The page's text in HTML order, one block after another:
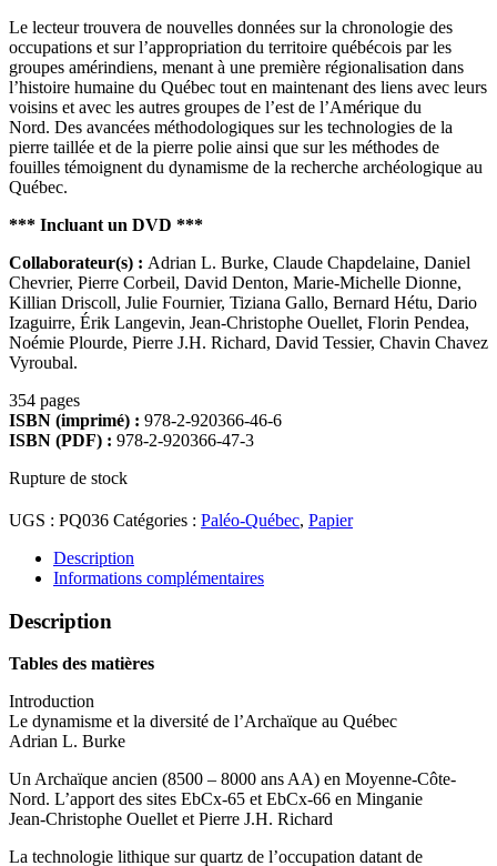
Le lecteur trouvera de nouvelles données sur la chronologie des
occupations et sur l’appropriation du territoire québécois par les
groupes amérindiens, menant à une première régionalisation dans
l’histoire humaine du Québec tout en maintenant des liens avec leurs
voisins et avec les autres groupes de l’est de l’Amérique du
Nord. Des avancées méthodologiques sur les technologies de la
pierre taillée et de la pierre polie ainsi que sur les méthodes de
fouilles témoignent du dynamisme de la recherche archéologique au
Québec.
*** Incluant un DVD ***
Collaborateur(s) : Adrian L. Burke, Claude Chapdelaine, Daniel
Chevrier, Pierre Corbeil, David Denton, Marie-Michelle Dionne,
Killian Driscoll, Julie Fournier, Tiziana Gallo, Bernard Hétu, Dario
Izaguirre, Érik Langevin, Jean-Christophe Ouellet, Florin Pendea,
Noémie Plourde, Pierre J.H. Richard, David Tessier, Chavin Chavez
Vyroubal.
354 pages
ISBN (imprimé) : 978-2-920366-46-6
ISBN (PDF) : 978-2-920366-47-3
Rupture de stock
UGS : PQ036 Catégories : Paléo-Québec, Papier
Description
Informations complémentaires
Description
Tables des matières
Introduction
Le dynamisme et la diversité de l’Archaïque au Québec
Adrian L. Burke
Un Archaïque ancien (8500 – 8000 ans AA) en Moyenne-Côte-
Nord. L’apport des sites EbCx-65 et EbCx-66 en Minganie
Jean-Christophe Ouellet et Pierre J.H. Richard
La technologie lithique sur quartz de l’occupation datant de